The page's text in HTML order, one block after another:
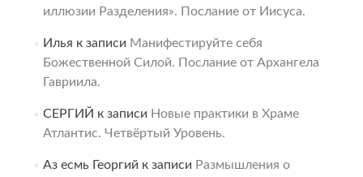
иллюзии Разделения». Послание от Иисуса.
Илья к записи Манифестируйте себя
Божественной Силой. Послание от Архангела
Гавриила.
СЕРГИЙ к записи Новые практики в Храме
Атлантис. Четвёртый Уровень.
Аз есмь Георгий к записи Размышления о